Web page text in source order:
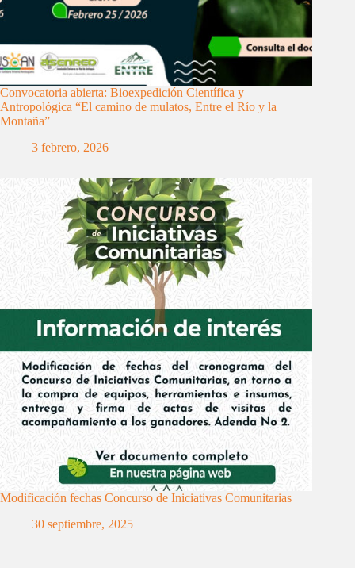
Convocatoria abierta: Bioexpedición Científica y
Antropológica “El camino de mulatos, Entre el Río y la
Montaña”
3 febrero, 2026
Modificación fechas Concurso de Iniciativas Comunitarias
30 septiembre, 2025